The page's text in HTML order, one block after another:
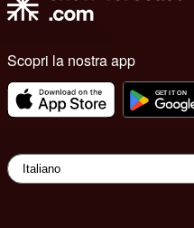
Scopri la nostra app